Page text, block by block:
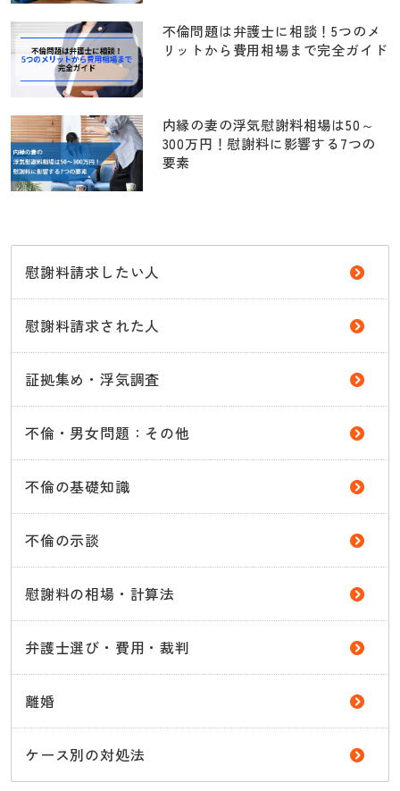
不倫問題は弁護士に相談！5つのメ
リットから費用相場まで完全ガイド
内縁の妻の浮気慰謝料相場は50～
300万円！慰謝料に影響する7つの
要素
慰謝料請求したい人
慰謝料請求された人
証拠集め・浮気調査
不倫・男女問題：その他
不倫の基礎知識
不倫の示談
慰謝料の相場・計算法
弁護士選び・費用・裁判
離婚
ケース別の対処法